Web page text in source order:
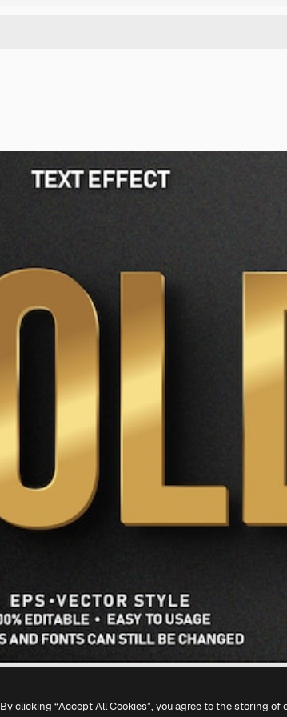
By clicking “Accept All Cookies”, you agree to the storing